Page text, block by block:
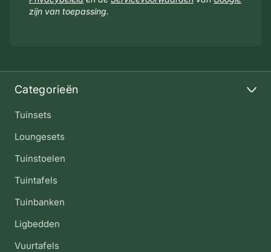
Categorieën
Tuinsets
Loungesets
Tuinstoelen
Tuintafels
Tuinbanken
Ligbedden
Vuurtafels
zijn van toepassing.